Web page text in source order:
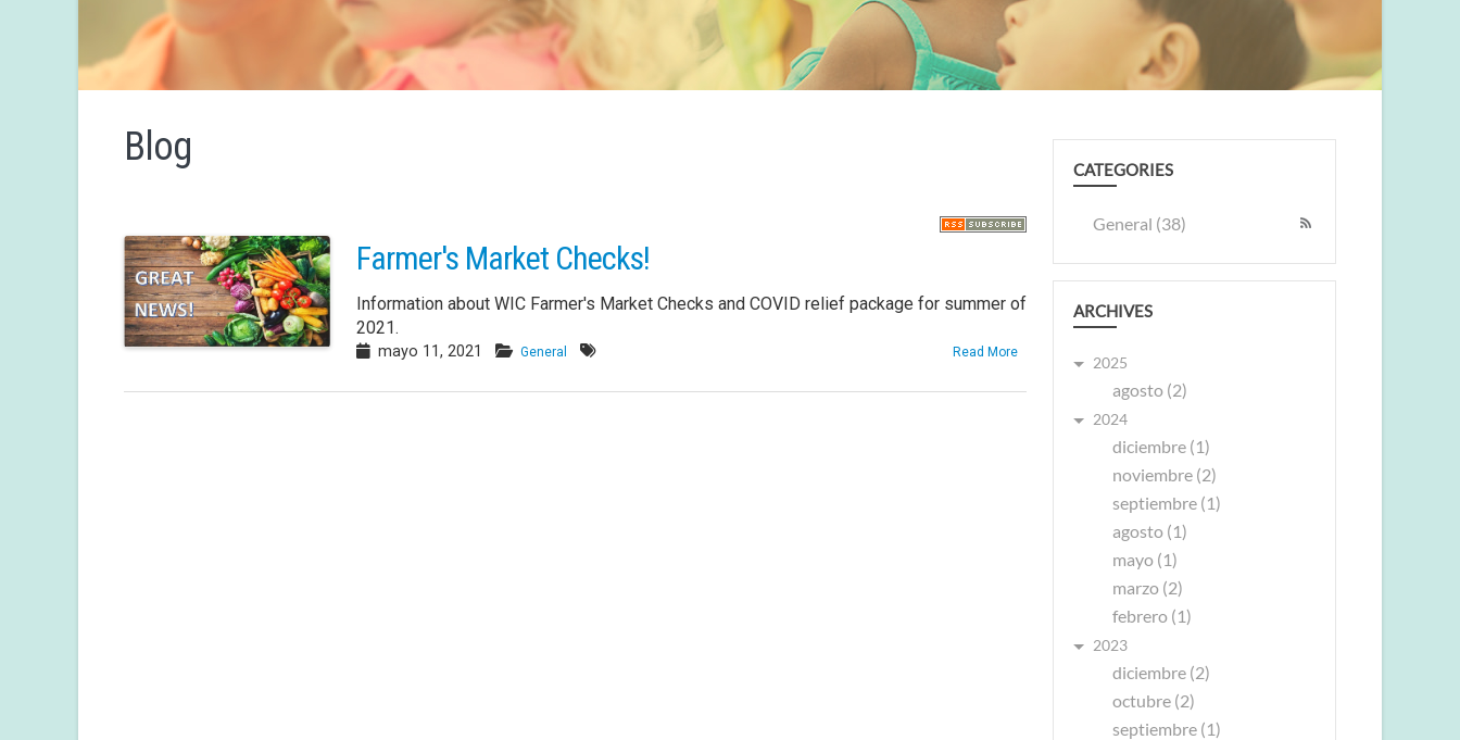
Blog
Farmer's Market Checks!
Information about WIC Farmer's Market Checks and COVID relief package for summer of
2021.
mayo 11, 2021 General Read More
CATEGORIES
General (38)
ARCHIVES
2025
agosto (2)
2024
diciembre (1)
noviembre (2)
septiembre (1)
agosto (1)
mayo (1)
marzo (2)
febrero (1)
2023
diciembre (2)
octubre (2)
septiembre (1)